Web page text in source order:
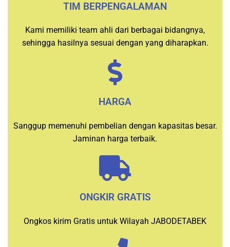
TIM BERPENGALAMAN
Kami memiliki team ahli dari berbagai bidangnya,
sehingga hasilnya sesuai dengan yang diharapkan.
HARGA
Sanggup memenuhi pembelian dengan kapasitas besar.
Jaminan harga terbaik.
ONGKIR GRATIS
Ongkos kirim Gratis untuk Wilayah JABODETABEK